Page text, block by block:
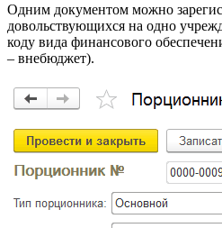
Одним документом можно
довольствующихся на одно
коду вида финансового
– внебюджет).